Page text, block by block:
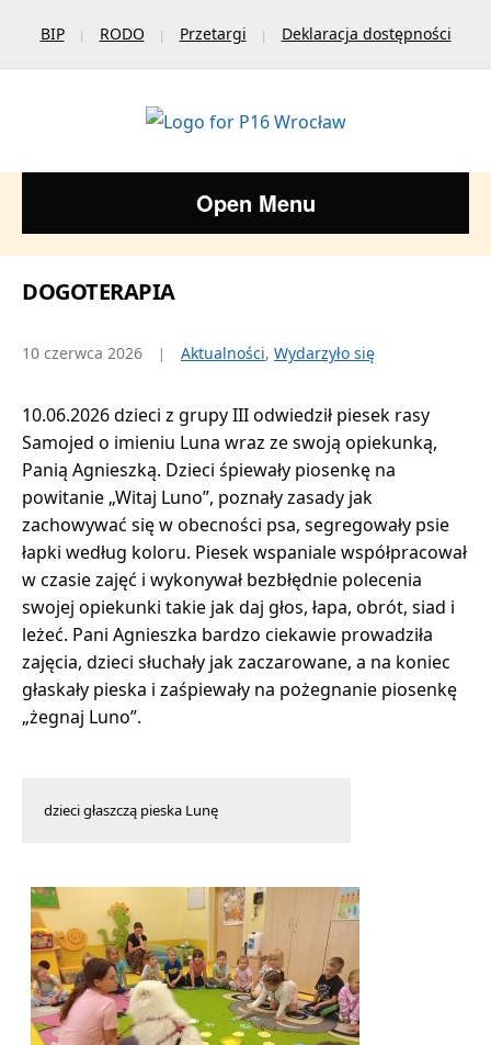
BIP RODO Przetargi Deklaracja dostępności
Open Menu
DOGOTERAPIA
10 czerwca 2026 Aktualności, Wydarzyło się
10.06.2026 dzieci z grupy III odwiedził piesek rasy
Samojed o imieniu Luna wraz ze swoją opiekunką,
Panią Agnieszką. Dzieci śpiewały piosenkę na
powitanie „Witaj Luno”, poznały zasady jak
zachowywać się w obecności psa, segregowały psie
łapki według koloru. Piesek wspaniale współpracował
w czasie zajęć i wykonywał bezbłędnie polecenia
swojej opiekunki takie jak daj głos, łapa, obrót, siad i
leżeć. Pani Agnieszka bardzo ciekawie prowadziła
zajęcia, dzieci słuchały jak zaczarowane, a na koniec
głaskały pieska i zaśpiewały na pożegnanie piosenkę
„żegnaj Luno”.
dzieci głaszczą pieska Lunę